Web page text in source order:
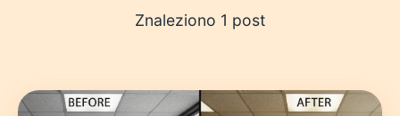
Znaleziono 1 post